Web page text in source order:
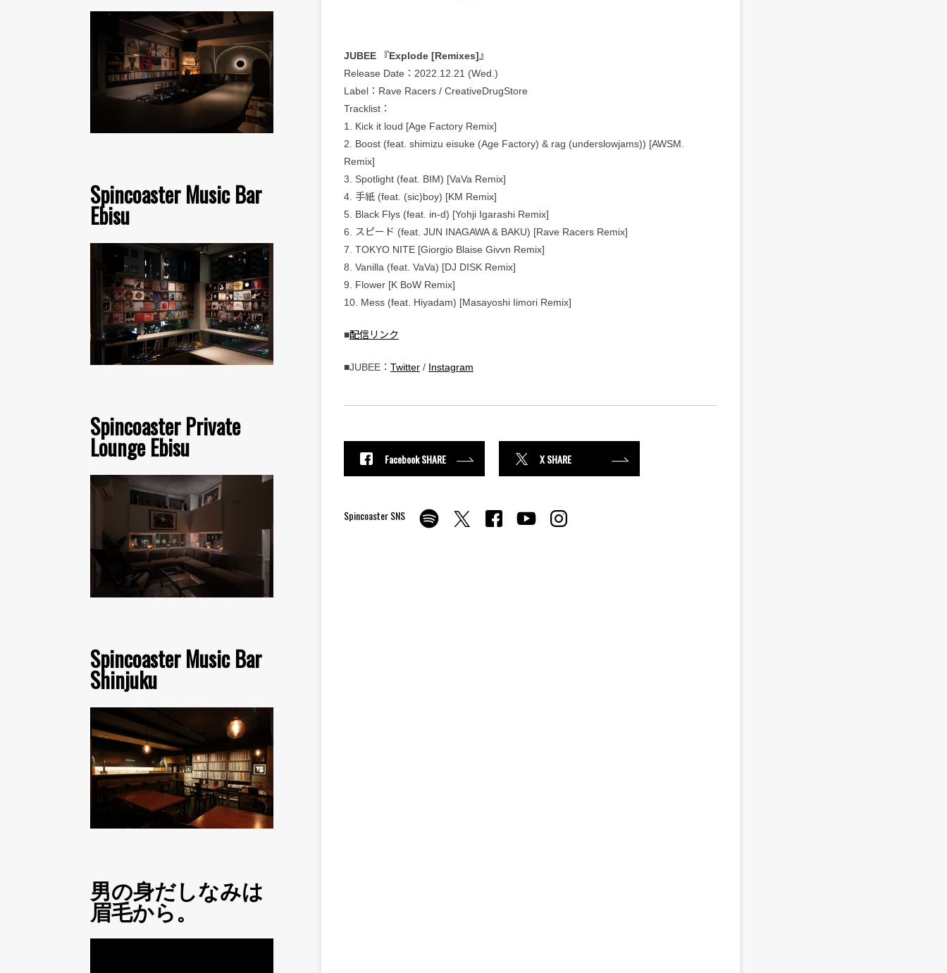
Spincoaster Music Bar
Ebisu
Spincoaster Private
Lounge Ebisu
Spincoaster Music Bar
Shinjuku
男の身だしなみは
眉毛から。
JUBEE 『Explode [Remixes]』
Release Date：2022.12.21 (Wed.)
Label：Rave Racers / CreativeDrugStore
Tracklist：
1. Kick it loud [Age Factory Remix]
2. Boost (feat. shimizu eisuke (Age Factory) & rag (underslowjams)) [AWSM.
Remix]
3. Spotlight (feat. BIM) [VaVa Remix]
4. 手紙 (feat. (sic)boy) [KM Remix]
5. Black Flys (feat. in-d) [Yohji Igarashi Remix]
6. スピード (feat. JUN INAGAWA & BAKU) [Rave Racers Remix]
7. TOKYO NITE [Giorgio Blaise Givvn Remix]
8. Vanilla (feat. VaVa) [DJ DISK Remix]
9. Flower [K BoW Remix]
10. Mess (feat. Hiyadam) [Masayoshi Iimori Remix]
■配信リンク
■JUBEE： Twitter / Instagram
Facebook SHARE X SHARE
Spincoaster SNS